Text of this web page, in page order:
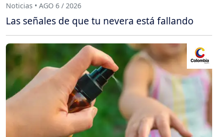
Noticias • AGO 6 / 2026
Las señales de que tu nevera está fallando